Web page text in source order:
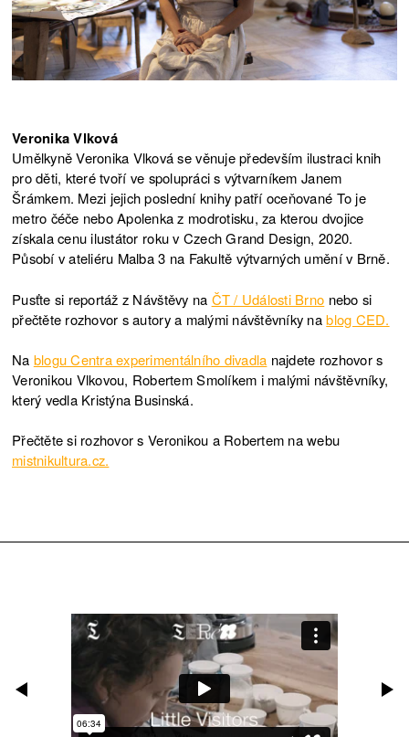
15.6.2023 NÁVŠTĚVA
21.5.2023 NÁVŠTĚVA
20.5.2023 NÁVŠTĚVA
14.5.2023 NÁVŠTĚVA
14.5.2023 NÁVŠTĚVA
2.4.2023 NÁVŠTĚVA
19.3.2023 NÁVŠTĚVA
NÁVŠTĚVA
18.3.2023 NÁVŠTĚVA
NÁVŠTĚVA
25.2.2023 NÁVŠTĚVA
22.1.2023 NÁVŠTĚVA
NÁVŠTĚVA
NÁVŠTĚVA
9.10.2022 NÁVŠTĚVA
Veronika Vlková
Umělkyně Veronika Vlková se věnuje především ilustraci knih
pro děti, které tvoří ve spolupráci s výtvarníkem Janem
Šrámkem. Mezi jejich poslední knihy patří oceňované To je
metro čéče nebo Apolenka z modrotisku, za kterou dvojice
získala cenu ilustátor roku v Czech Grand Design, 2020.
Působí v ateliéru Malba 3 na Fakultě výtvarných umění v Brně.
Pusťte si reportáž z Návštěvy na ČT / Události Brno nebo si
přečtěte rozhovor s autory a malými návštěvníky nablog CED.
Na blogu Centra experimentálního divadla najdete rozhovor s
Veronikou Vlkovou, Robertem Smolíkem i malými návštěvníky,
který vedla Kristýna Businská.
Přečtěte si rozhovor s Veronikou a Robertem na webu
mistnikultura.cz.